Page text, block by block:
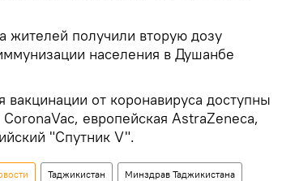
получили вторую дозу
населения в Душанбе
от коронавируса доступны
европейская AstraZeneca,
"Спутник V".
Таджикистан Минздрав Таджикистана